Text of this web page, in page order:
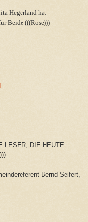
Hegerland hat
Beide (((Rose)))
LESER; DIE HEUTE
Bernd Seifert,